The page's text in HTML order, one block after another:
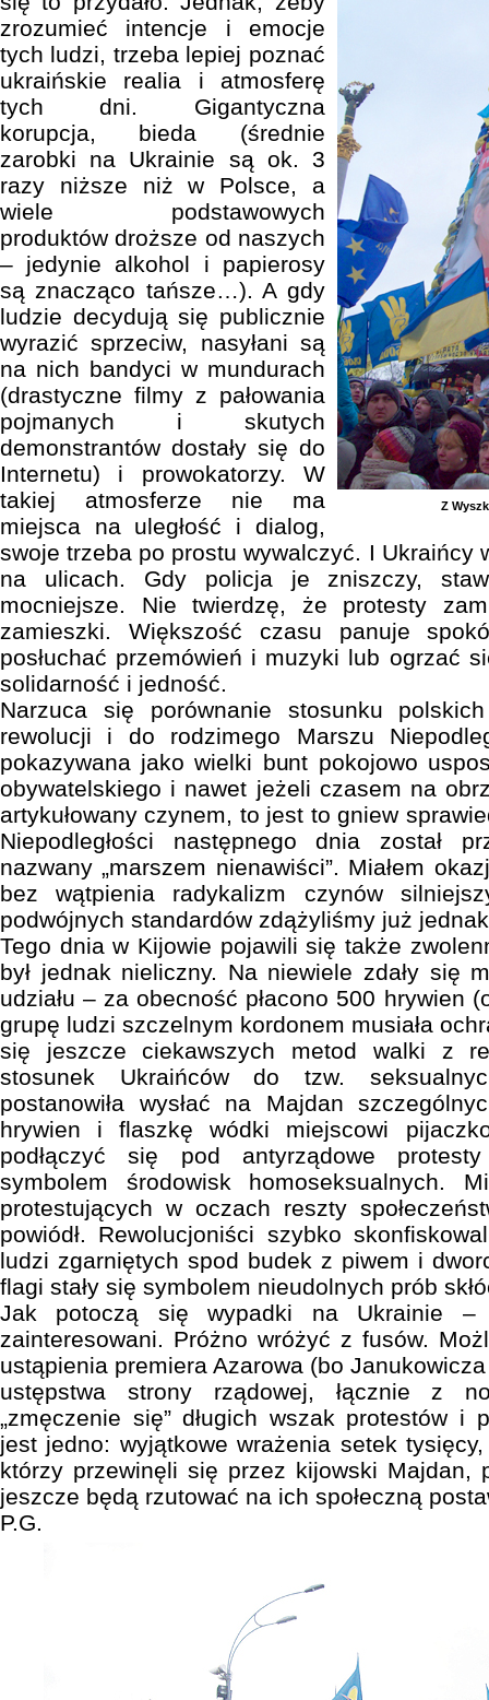
Z
zrozumieć intencje i emocje
tych ludzi, trzeba lepiej poznać
ukraińskie realia i atmosferę
tych dni. Gigantyczna
korupcja, bieda (średnie
zarobki na Ukrainie są ok. 3
razy niższe niż w Polsce, a
wiele podstawowych
produktów droższe od naszych
– jedynie alkohol i papierosy
są znacząco tańsze…). A gdy
ludzie decydują się publicznie
wyrazić sprzeciw, nasyłani są
na nich bandyci w mundurach
(drastyczne filmy z pałowania
pojmanych i skutych
demonstrantów dostały się do
Internetu) i prowokatorzy. W
takiej atmosferze nie ma
miejsca na uległość i dialog,
swoje trzeba po prostu wywalczyć. I Ukraińcy
na ulicach. Gdy policja je zniszczy,
mocniejsze. Nie twierdzę, że protesty
zamieszki. Większość czasu panuje
posłuchać przemówień i muzyki lub ogrzać
solidarność i jedność.
Narzuca się porównanie stosunku
rewolucji i do rodzimego Marszu
pokazywana jako wielki bunt pokojowo
obywatelskiego i nawet jeżeli czasem na
artykułowany czynem, to jest to gniew
Niepodległości następnego dnia został
nazwany „marszem nienawiści”. Miałem
bez wątpienia radykalizm czynów
podwójnych standardów zdążyliśmy już
Tego dnia w Kijowie pojawili się także
był jednak nieliczny. Na niewiele zdały się
udziału – za obecność płacono 500 hrywien
grupę ludzi szczelnym kordonem musiała
się jeszcze ciekawszych metod walki z
stosunek Ukraińców do tzw.
postanowiła wysłać na Majdan
hrywien i flaszkę wódki miejscowi
podłączyć się pod antyrządowe
symbolem środowisk homoseksualnych.
protestujących w oczach reszty
powiódł. Rewolucjoniści szybko
ludzi zgarniętych spod budek z piwem i
flagi stały się symbolem nieudolnych prób
Jak potoczą się wypadki na Ukrainie
zainteresowani. Próżno wróżyć z fusów.
ustąpienia premiera Azarowa (bo
ustępstwa strony rządowej, łącznie z
„zmęczenie się” długich wszak protestów i
jest jedno: wyjątkowe wrażenia setek
którzy przewinęli się przez kijowski Majdan,
jeszcze będą rzutować na ich społeczną
P.G.